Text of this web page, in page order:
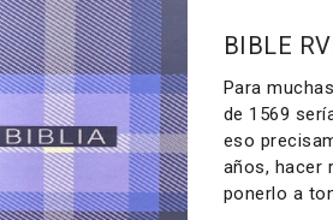
BIBLE
Para
de 1569
eso
años, hacer
ponerlo a